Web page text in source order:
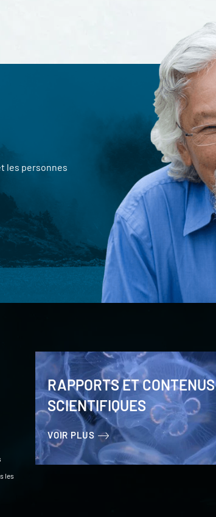
les personnes
RAPPORTS ET CONTENUS
SCIENTIFIQUES
VOIR PLUS
les